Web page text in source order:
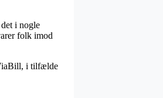
i nogle
folk imod
i tilfælde